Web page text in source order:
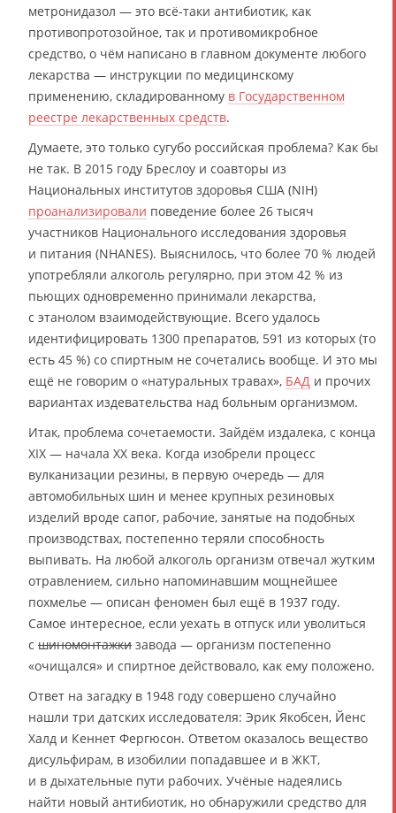
метронидазол — это всё-таки антибиотик, как
противопротозойное, так и противомикробное
средство, о чём написано в главном документе любого
лекарства — инструкции по медицинскому
применению, складированному в Государственном
реестре лекарственных средств.
Думаете, это только сугубо российская проблема? Как бы
не так. В 2015 году Бреслоу и соавторы из
Национальных институтов здоровья США (NIH)
проанализировали поведение более 26 тысяч
участников Национального исследования здоровья
и питания (NHANES). Выяснилось, что более 70 % людей
употребляли алкоголь регулярно, при этом 42 % из
пьющих одновременно принимали лекарства,
с этанолом взаимодействующие. Всего удалось
идентифицировать 1300 препаратов, 591 из которых (то
есть 45 %) со спиртным не сочетались вообще. И это мы
ещё не говорим о «натуральных травах», БАД и прочих
вариантах издевательства над больным организмом.
Итак, проблема сочетаемости. Зайдём издалека, с конца
XIX — начала XX века. Когда изобрели процесс
вулканизации резины, в первую очередь — для
автомобильных шин и менее крупных резиновых
изделий вроде сапог, рабочие, занятые на подобных
производствах, постепенно теряли способность
выпивать. На любой алкоголь организм отвечал жутким
отравлением, сильно напоминавшим мощнейшее
похмелье — описан феномен был ещё в 1937 году.
Самое интересное, если уехать в отпуск или уволиться
с шиномонтажки завода — организм постепенно
«очищался» и спиртное действовало, как ему положено.
Ответ на загадку в 1948 году совершено случайно
нашли три датских исследователя: Эрик Якобсен, Йенс
Халд и Кеннет Фергюсон. Ответом оказалось вещество
дисульфирам, в изобилии попадавшее и в ЖКТ,
и в дыхательные пути рабочих. Учёные надеялись
найти новый антибиотик, но обнаружили средство для